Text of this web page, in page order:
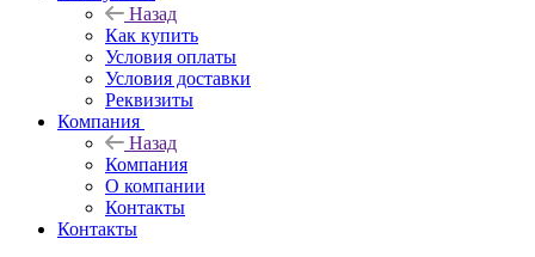
Назад
Как купить
Условия оплаты
Условия доставки
Реквизиты
Компания
Назад
Компания
О компании
Контакты
Контакты